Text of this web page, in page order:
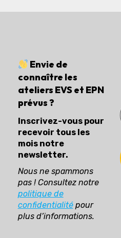
Envie de
connaître les
ateliers EVS et EPN
prévus ?
Inscrivez-vous pour
recevoir tous les
mois notre
newsletter.
Nous ne spammons
pas ! Consultez notre
politique de
confidentialitépour
plus d’informations.